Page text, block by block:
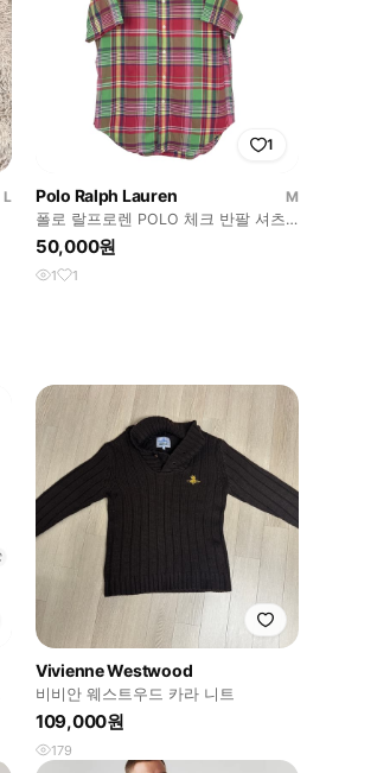
L
1
Polo Ralph Lauren
M
폴로 랄프로렌 POLO 체크 반팔 셔츠
남방 남성M (100)
50,000원
1 1
Vivienne Westwood
비비안 웨스트우드 카라 니트
109,000원
179